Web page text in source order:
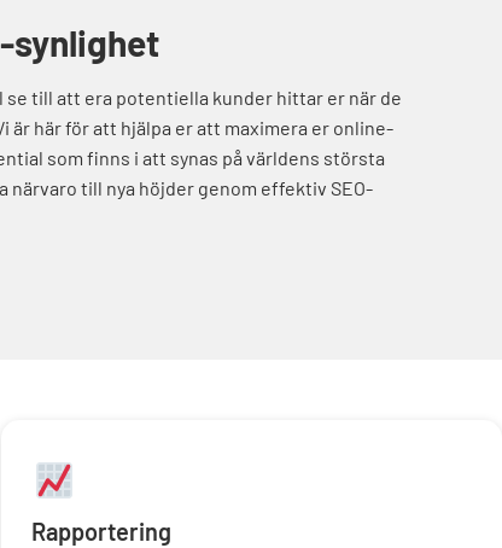
synlighet
se till att era potentiella kunder hittar er när de
är här för att hjälpa er att maximera er online-
som finns i att synas på världens största
till nya höjder genom effektiv SEO-
Rapportering